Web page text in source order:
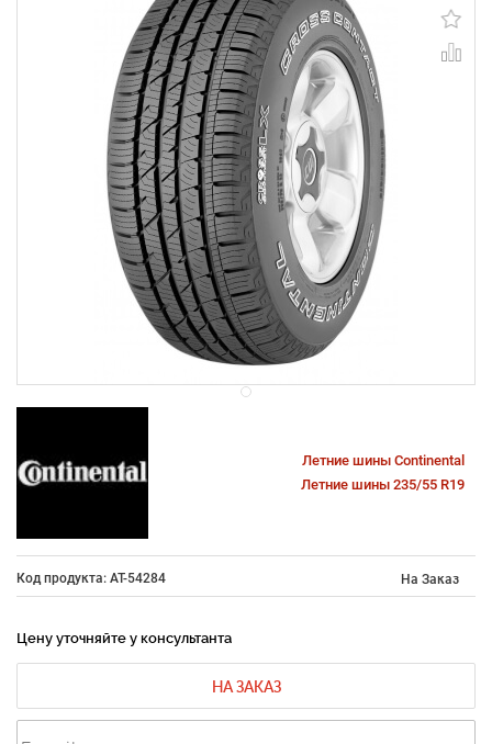
Летние шины Continental
Летние шины 235/55 R19
Код продукта: AT-54284 На Заказ
Цену уточняйте у консультанта
НА ЗАКАЗ